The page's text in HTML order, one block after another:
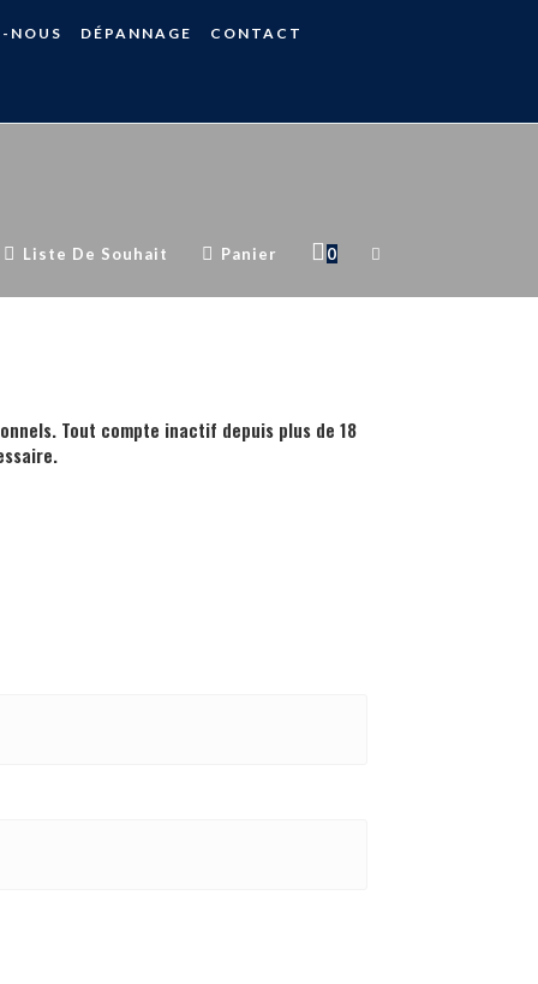
NOUS DÉPANNAGE CONTACT
Liste De Souhait Panier 0
Tout compte inactif depuis plus de 18